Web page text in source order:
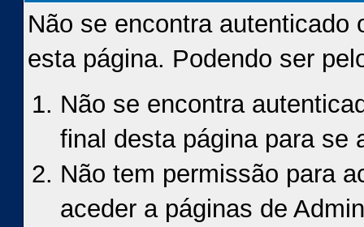
Não se encontra autenticado
esta página. Podendo ser
Não se encontra
final desta página para se
Não tem permissão para
aceder a páginas de